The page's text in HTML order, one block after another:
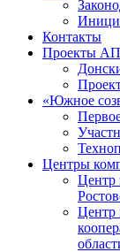
Контакты
Проекты
«Южное
Центры
Центр
Центр